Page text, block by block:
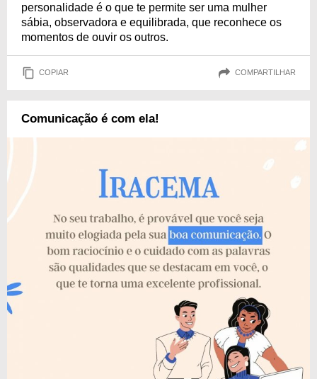
personalidade é o que te permite ser uma mulher
sábia, observadora e equilibrada, que reconhece os
momentos de ouvir os outros.
COPIAR COMPARTILHAR
Comunicação é com ela!